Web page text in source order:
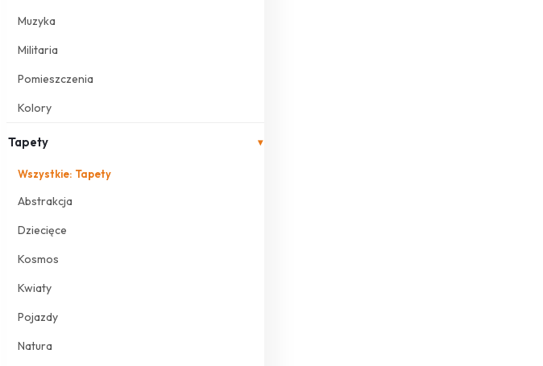
Muzyka
Militaria
Pomieszczenia
Kolory
Tapety ▾
Wszystkie: Tapety
Abstrakcja
Dziecięce
Kosmos
Kwiaty
Pojazdy
Natura